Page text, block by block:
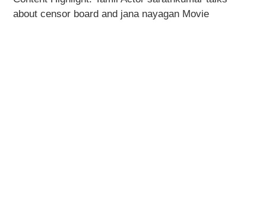
about censor board and jana nayagan Movie